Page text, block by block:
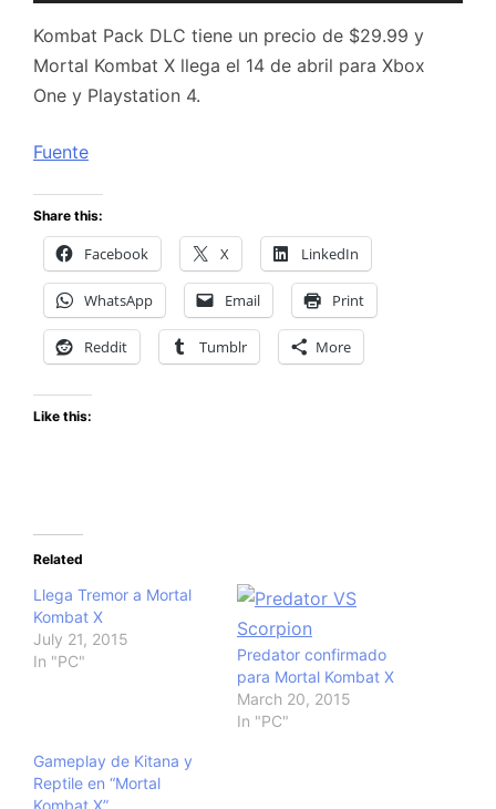
Kombat Pack DLC tiene un precio de $29.99 y
Mortal Kombat X llega el 14 de abril para Xbox
One y Playstation 4.
Fuente
Share this:
Facebook X LinkedIn
WhatsApp Email Print
Reddit Tumblr More
Like this:
Related
Llega Tremor a Mortal
Kombat X
July 21, 2015
In "PC"
Predator confirmado
para Mortal Kombat X
March 20, 2015
In "PC"
Gameplay de Kitana y
Reptile en “Mortal
Kombat X”